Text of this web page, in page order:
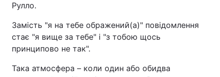
Рулло.
Замість "я на тебе ображений(а)" повідомлення
стає "я вище за тебе" і "з тобою щось
принципово не так".
Така атмосфера – коли один або обидва